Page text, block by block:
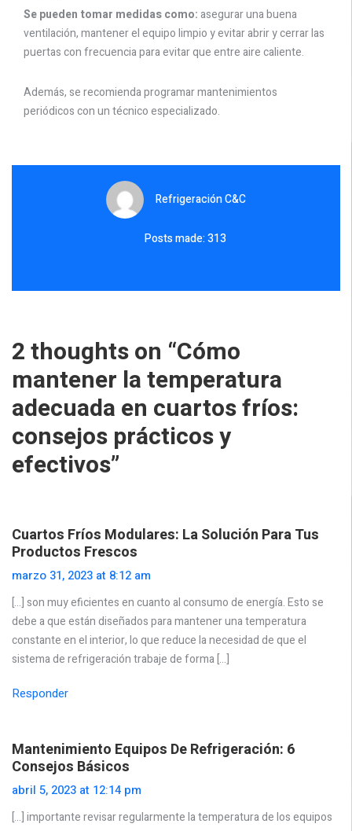
Se pueden tomar medidas como:asegurar una buena
ventilación, mantener el equipo limpio y evitar abrir y cerrar las
puertas con frecuencia para evitar que entre aire caliente.
Además, se recomienda programar mantenimientos
periódicos con un técnico especializado.
Refrigeración C&C
Posts made: 313
2 thoughts on “Cómo
mantener la temperatura
adecuada en cuartos fríos:
consejos prácticos y
efectivos”
Cuartos Fríos Modulares: La Solución Para Tus
Productos Frescos
marzo 31, 2023 at 8:12 am
[…] son muy eficientes en cuanto al consumo de energía. Esto se
debe a que están diseñados para mantener una temperatura
constante en el interior, lo que reduce la necesidad de que el
sistema de refrigeración trabaje de forma […]
Responder
Mantenimiento Equipos De Refrigeración: 6
Consejos Básicos
abril 5, 2023 at 12:14 pm
[…] importante revisar regularmente la temperatura de los equipos